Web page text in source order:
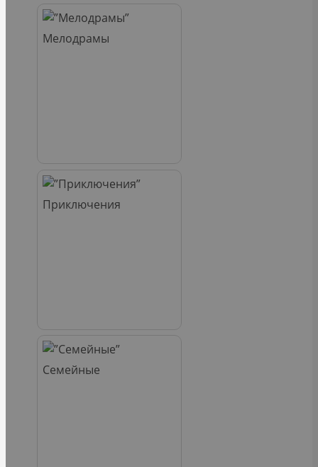
Мелодрамы
Приключения
Семейные